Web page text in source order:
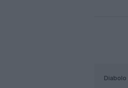
Diabolo